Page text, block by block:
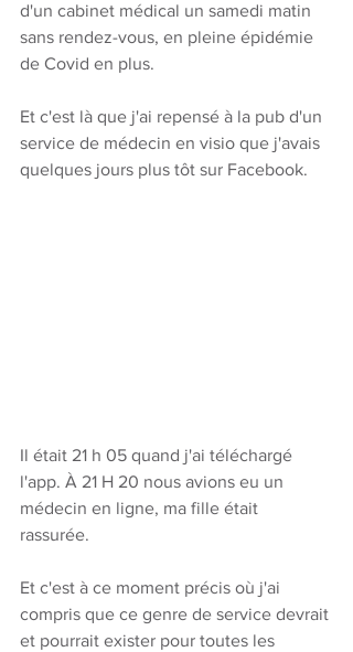
d'un cabinet médical un samedi matin
sans rendez-vous, en pleine épidémie
de Covid en plus.
Et c'est là que j'ai repensé à la pub d'un
service de médecin en visio que j'avais
quelques jours plus tôt sur Facebook.
Il était 21 h 05 quand j'ai téléchargé
l'app. À 21 H 20 nous avions eu un
médecin en ligne, ma fille était
rassurée.
Et c'est à ce moment précis où j'ai
compris que ce genre de service devrait
et pourrait exister pour toutes les